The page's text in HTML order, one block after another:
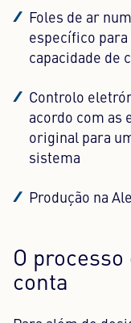
Foles de ar
específico para
capacidade de
Controlo
acordo com as
original para
sistema
Produção na
O
conta